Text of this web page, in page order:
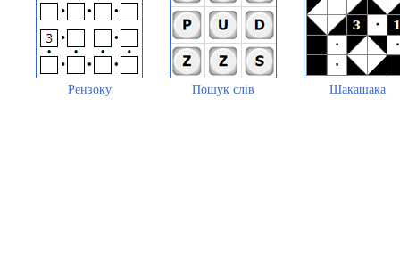
Рензоку Пошук слів Шакашака